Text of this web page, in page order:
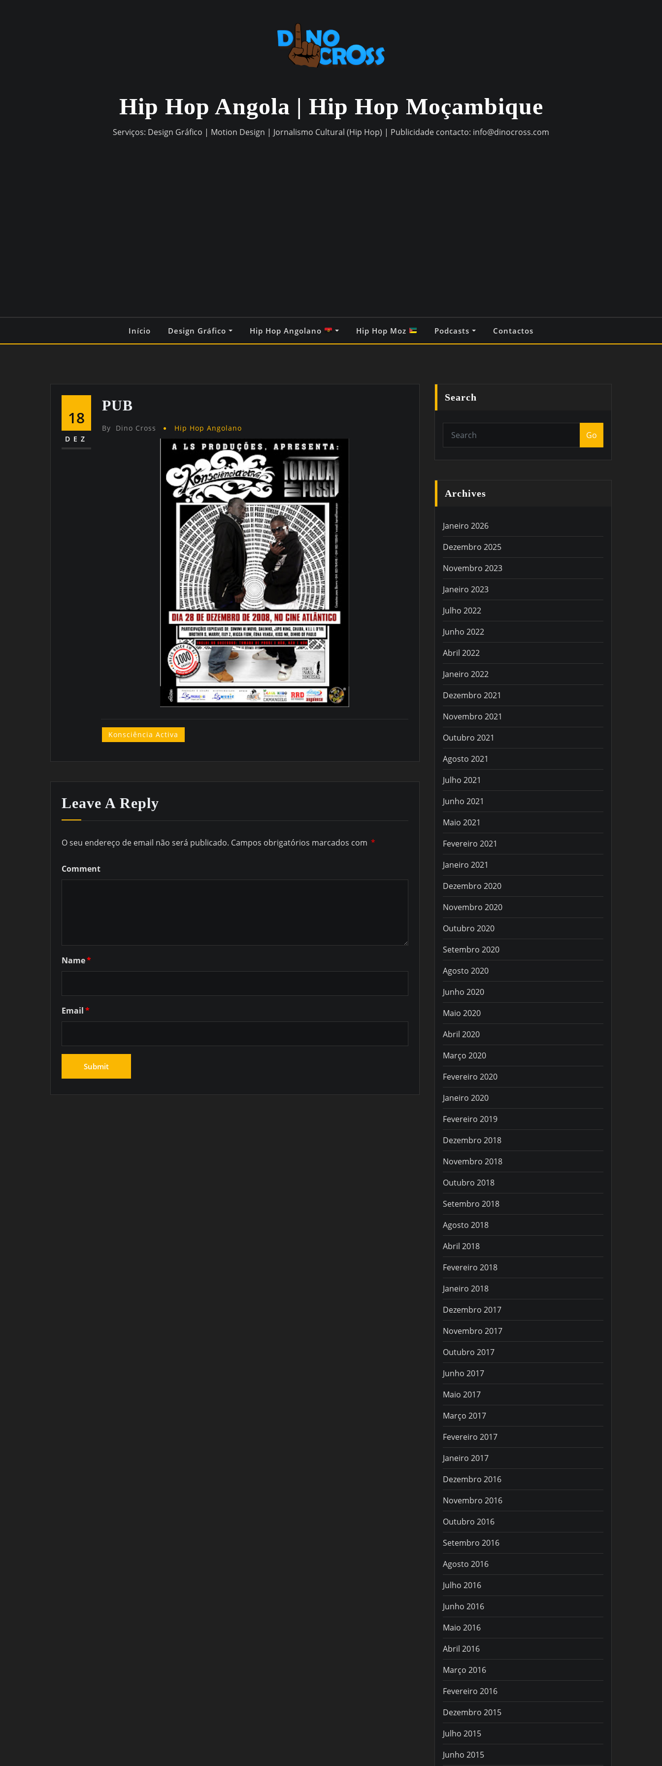
Hip Hop Angola | Hip Hop Moçambique
Serviços: Design Gráfico | Motion Design | Jornalismo Cultural (Hip Hop) | Publicidade contacto: info@dinocross.com
Início Design Gráfico Hip Hop Angolano Hip Hop Moz Podcasts Contactos
18
DEZ
PUB
By Dino Cross Hip Hop Angolano
Konsciência Activa
Leave A Reply
O seu endereço de email não será publicado. Campos obrigatórios marcados com *
Comment
Name*
Email*
Search
Go
Archives
Janeiro 2026
Dezembro 2025
Novembro 2023
Janeiro 2023
Julho 2022
Junho 2022
Abril 2022
Janeiro 2022
Dezembro 2021
Novembro 2021
Outubro 2021
Agosto 2021
Julho 2021
Junho 2021
Maio 2021
Fevereiro 2021
Janeiro 2021
Dezembro 2020
Novembro 2020
Outubro 2020
Setembro 2020
Agosto 2020
Junho 2020
Maio 2020
Abril 2020
Março 2020
Fevereiro 2020
Janeiro 2020
Fevereiro 2019
Dezembro 2018
Novembro 2018
Outubro 2018
Setembro 2018
Agosto 2018
Abril 2018
Fevereiro 2018
Janeiro 2018
Dezembro 2017
Novembro 2017
Outubro 2017
Junho 2017
Maio 2017
Março 2017
Fevereiro 2017
Janeiro 2017
Dezembro 2016
Novembro 2016
Outubro 2016
Setembro 2016
Agosto 2016
Julho 2016
Junho 2016
Maio 2016
Abril 2016
Março 2016
Fevereiro 2016
Dezembro 2015
Julho 2015
Junho 2015